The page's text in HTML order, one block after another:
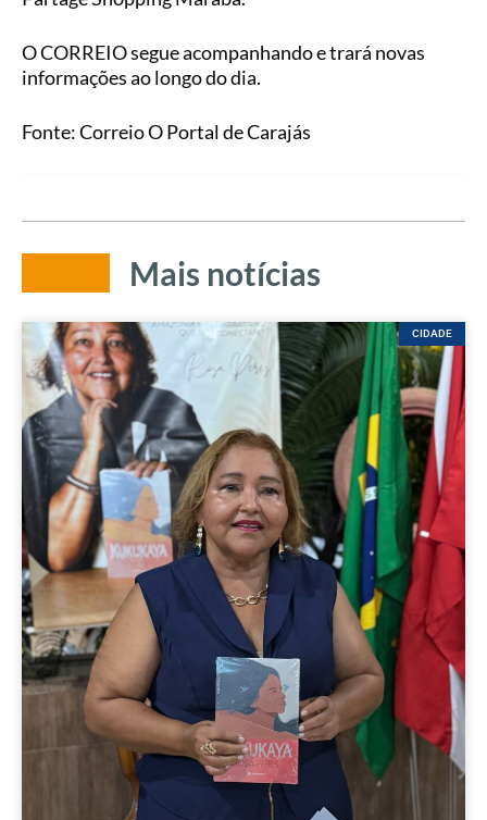
O CORREIO segue acompanhando e trará novas
informações ao longo do dia.
Fonte: Correio O Portal de Carajás
Mais notícias
CIDADE